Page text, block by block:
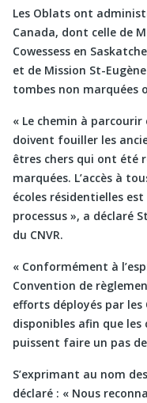
Les Oblats ont
Canada, dont celle de
Cowessess en
et de Mission St-
tombes non marquées
« Le chemin à
doivent fouiller les
êtres chers qui ont été
marquées. L’accès à
écoles résidentielles
processus », a déclaré
du CNVR.
« Conformément à
Convention de
efforts déployés par
disponibles afin que
puissent faire un pas
S’exprimant au nom
déclaré : « Nous